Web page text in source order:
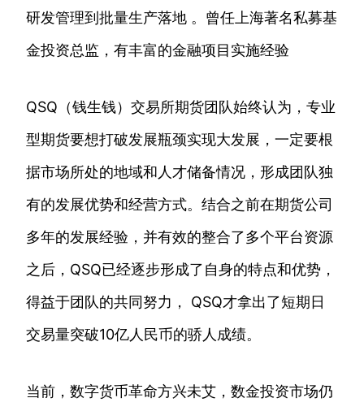
研发管理到批量生产落地 。曾任上海著名私募基
金投资总监，有丰富的金融项目实施经验
QSQ（钱生钱）交易所期货团队始终认为，专业
型期货要想打破发展瓶颈实现大发展，一定要根
据市场所处的地域和人才储备情况，形成团队独
有的发展优势和经营方式。结合之前在期货公司
多年的发展经验，并有效的整合了多个平台资源
之后，QSQ已经逐步形成了自身的特点和优势，
得益于团队的共同努力， QSQ才拿出了短期日
交易量突破10亿人民币的骄人成绩。
当前，数字货币革命方兴未艾，数金投资市场仍